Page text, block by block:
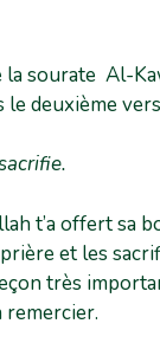
sourate Al-
deuxième
t’a offert sa
et les
très
remercier.